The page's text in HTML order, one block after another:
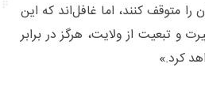
متوقف کنند، اما غافل‌اند که این
و تبعیت از ولایت، هرگز در برابر
کرد.»